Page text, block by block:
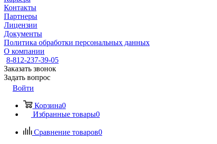
Контакты
Партнеры
Лицензии
Документы
Политика обработки персональных данных
О компании
8-812-237-39-05
Заказать звонок
Задать вопрос
Войти
Корзина0
Избранные товары0
Сравнение товаров0